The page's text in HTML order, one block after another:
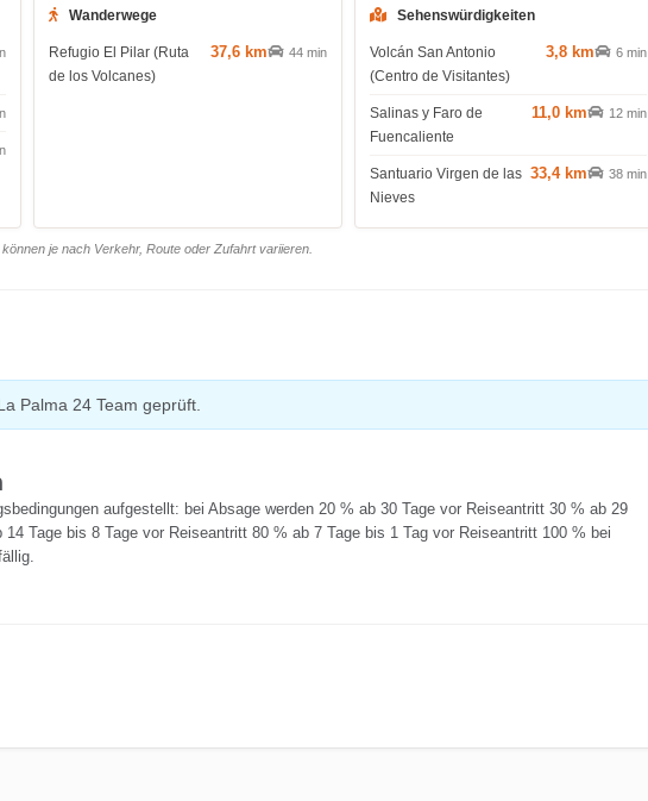
Wanderwege
Refugio El Pilar (Ruta
de los Volcanes)
37,6 km 44 min
Sehenswürdigkeiten
Volcán San Antonio
(Centro de Visitantes)
3,8 km 6 min
Salinas y Faro de
Fuencaliente
11,0 km 12 min
Santuario Virgen de las
Nieves
33,4 km 38 min
je nach Verkehr, Route oder Zufahrt variieren.
Palma 24 Team geprüft.
aufgestellt: bei Absage werden 20 % ab 30 Tage vor Reiseantritt 30 % ab 29
Tage bis 8 Tage vor Reiseantritt 80 % ab 7 Tage bis 1 Tag vor Reiseantritt 100 % bei